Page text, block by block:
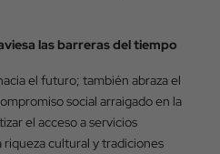
las barreras del tiempo
el futuro; también abraza el
social arraigado en la
el acceso a servicios
riqueza cultural y tradiciones